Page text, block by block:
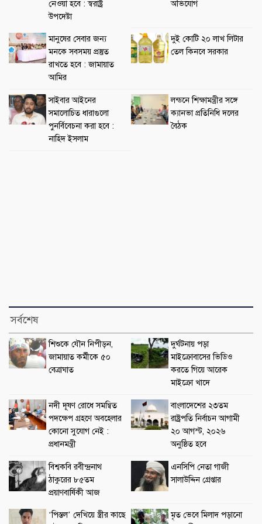
নেওয়া হবে : স্বরাষ্ট্র
উপদেষ্টা
অভিযোগ
মানুষের সেবার জন্য
মনকে সবসময় প্রস্তুত
রাখতে হবে : জামায়াত
আমির
দুই কোটি ২০ লাখ লিটার
তেল কিনবে সরকার
সাইবার আইনের
সমালোচিত ধারাগুলো
পুনর্বিবেচনা করা হবে :
নাহিদ ইসলাম
লন্ডনে শিক্ষামন্ত্রীর সঙ্গে
ক্যানভা প্রতিনিধি দলের
বৈঠক
সর্বশেষ
শিশুকে যৌন নিপীড়ন,
জামায়াত কর্মীকে ৫০
বেত্রাঘাত
দুর্ঘটনায় পড়া
মাইক্রোবাসের ভিডিও
করতে গিয়ে আরেক
মাইক্রো খাদে
নদী দূষণ রোধে সমন্বিত
পদক্ষেপ গ্রহণে অবহেলার
কোনো সুযোগ নেই :
প্রধানমন্ত্রী
বাংলাদেশের ২৩তম
রাষ্ট্রপতি নির্বাচন আগামী
২০ আগস্ট, ২০২৬
অনুষ্ঠিত হবে
বিশ্বকবি রবীন্দ্রনাথ
ঠাকুরের ৮৫তম
প্রয়াণবার্ষিকী আজ
এনসিপি নেতা গাজী
সালাউদ্দিন গ্রেপ্তার
‘পিস্তল’ দেখিয়ে স্ত্রীর কাছে
মৃত ভেবে মিলাদ পড়ানো